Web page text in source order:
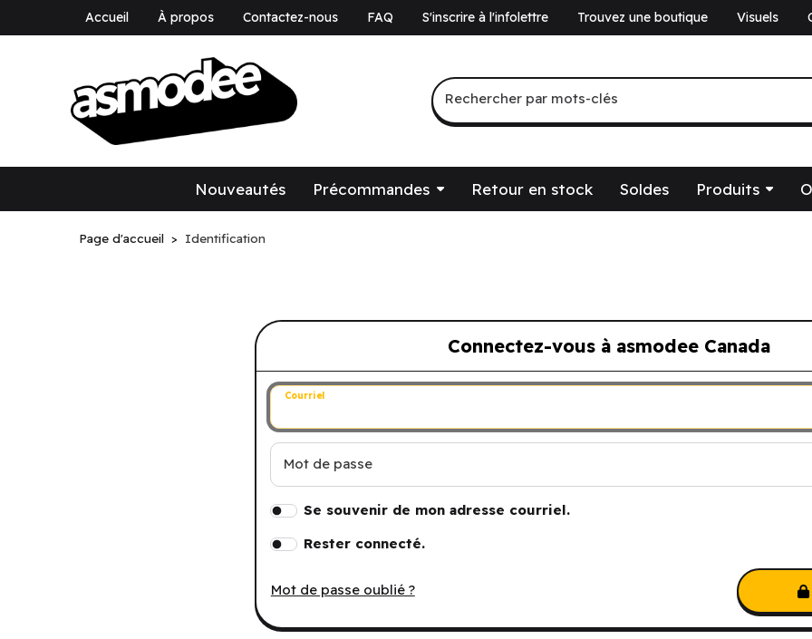
Accueil À propos Contactez-nous FAQ S'inscrire à l'infolettre Trouvez une boutique Visuels
Recherche par mots-clés
Rechercher par mots-clés
Nouveautés Précommandes Retour en stock Soldes Produits
Page d'accueil Identification
Connectez-vous à asmodee Canada
Connectez-vous à asmodee Canada
Courriel
Mot de passe
Se souvenir de mon adresse courriel.
Rester connecté.
Mot de passe oublié ?